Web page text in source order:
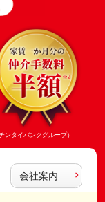
タイバンクグループ）
会社案内